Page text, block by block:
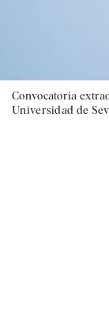
Convocatoria
Universidad de